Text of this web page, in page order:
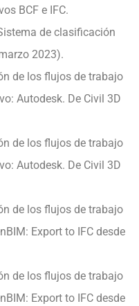
BCF e IFC.
de clasificación
2023).
de los flujos de trabajo
Autodesk. De Civil 3D
de los flujos de trabajo
Autodesk. De Civil 3D
de los flujos de trabajo
Export to IFC desde
de los flujos de trabajo
Export to IFC desde